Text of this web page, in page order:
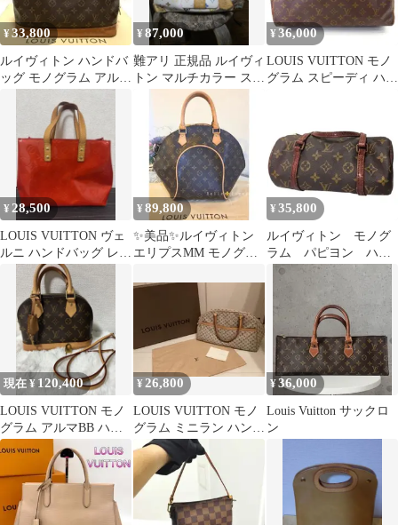
¥33,800
ルイヴィトン ハンドバ
ッグ モノグラム アルマ
¥87,000
難アリ 正規品 ルイヴィ
トン マルチカラー スピ
¥ 36,000
LOUIS VUITTON モノ
グラム スピーディ ハン
¥ 28,500
LOUIS VUITTON ヴェ
ルニ ハンドバッグ レッ
¥89,800
✨美品✨ルイヴィトン
エリプスMM モノグラ
¥ 35,800
ルイヴィトン モノグ
ラム パピヨン ハン
ドバッグ ミニボスト
ン ブラウン 茶色
現在 ¥ 120,400
LOUIS VUITTON モノ
グラム アルマBB ハン
ドバッグ
¥ 26,800
LOUIS VUITTON モノ
グラム ミニラン ハンド
バッグ
¥36,000
Louis Vuitton サックロ
ン